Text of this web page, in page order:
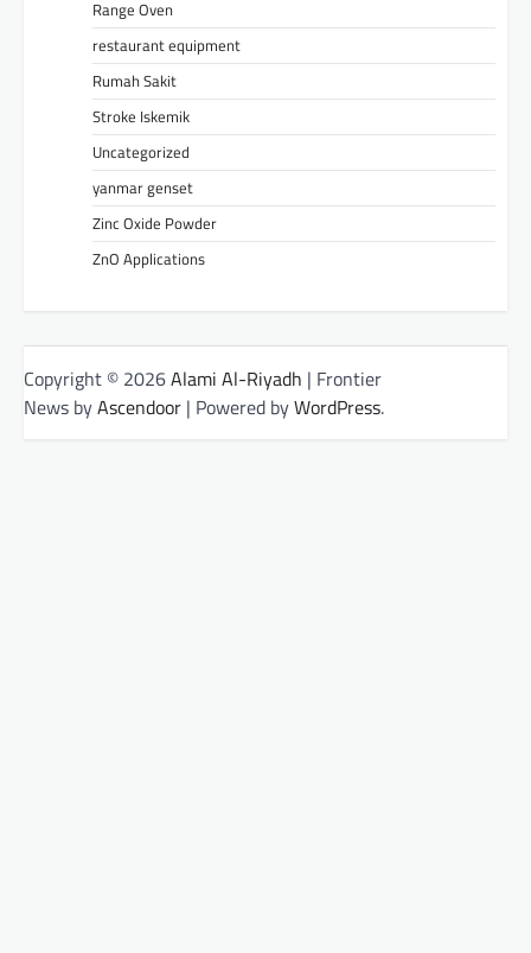
Range Oven
restaurant equipment
Rumah Sakit
Stroke Iskemik
Uncategorized
yanmar genset
Zinc Oxide Powder
ZnO Applications
Copyright © 2026Alami Al-Riyadh | Frontier
News byAscendoor | Powered byWordPress.